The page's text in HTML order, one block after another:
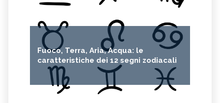
Fuoco, Terra, Aria, Acqua: le
caratteristiche dei 12 segni zodiacali